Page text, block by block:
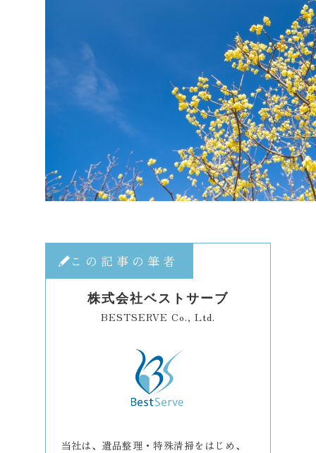
この記事の筆者
株式会社ベストサーブ
BESTSERVE Co., Ltd.
当社は、遺品整理・特殊清掃をはじめ、